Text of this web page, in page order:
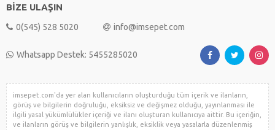
BİZE ULAŞIN
0(545) 528 5020 info@imsepet.com
Whatsapp Destek: 5455285020
imsepet.com'da yer alan kullanıcıların oluşturduğu tüm içerik ve ilanların,
görüş ve bilgilerin doğruluğu, eksiksiz ve değişmez olduğu, yayınlanması ile
ilgili yasal yükümlülükler içeriği ve ilanı oluşturan kullanıcıya aittir. Bu içeriğin,
ve ilanların görüş ve bilgilerin yanlışlık, eksiklik veya yasalarla düzenlenmiş